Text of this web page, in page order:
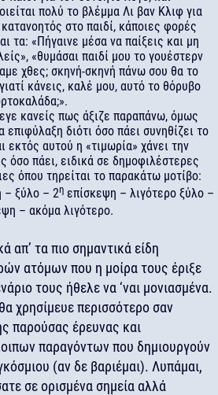
πολύ το βλέμμα Λι βαν Κλιφ για
κατανοητός στο παιδί, κάποιες φορές
τα: «Πήγαινε μέσα να παίξεις και μη
«θυμάσαι παιδί μου το γουέστερν
χθες; σκηνή-σκηνή πάνω σου θα το
κάνεις, καλέ μου, αυτό το θόρυβο
κανείς πως άξιζε παραπάνω, όμως
επιφύλαξη διότι όσο πάει συνηθίζει το
εκτός αυτού η «τιμωρία» χάνει την
όσο πάει, ειδικά σε δημοφιλέστερες
όπου τηρείται το παρακάτω μοτίβο:
– ξύλο – 2η επίσκεψη – λιγότερο ξύλο –
– ακόμα λιγότερο.
απ’ τα πιο σημαντικά είδη
ατόμων που η μοίρα τους έριξε
τους ήθελε να ‘ναι μονιασμένα.
χρησίμευε περισσότερο σαν
παρούσας έρευνας και
παραγόντων που δημιουργούν
(αν δε βαριέμαι). Λυπάμαι,
σε ορισμένα σημεία αλλά